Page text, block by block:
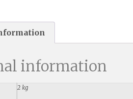
information
2 kg